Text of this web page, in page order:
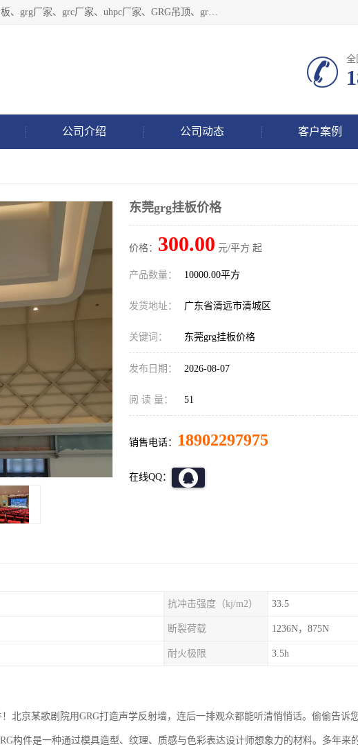
广东饰纪上品建材科技有限公司，主营grg材料、UHPC板、grc构件、uhpc幕墙板、grg厂家、grc厂家、uhpc厂家、GRG吊顶、grg石膏板、grg构件、外墙grc线条、grg造型、grg材料定制，uhpc高性能混凝土，uhpc构件，uhpc镂空挂板，grg材料生产厂家，广东grg厂家，广东grc厂家，联系方式*，2万平厂房，如果您对我公司的产品服务感兴趣，请联系我们。
全
公司介绍 公司动态 客户案例
东莞grg挂板价格
价格： 300.00 元/平方 起
产品数量： 10000.00平方
发货地址： 广东省清远市清城区
关键词： 东莞grg挂板价格
发布日期： 2026-08-07
阅 读 量： 51
销售电话： 18902297975
在线QQ：
抗冲击强度（kj/m2） 33.5
断裂荷载 1236N，875N
耐火极限 3.5h
北京某歌剧院用GRG打造声学反射墙，连后一排观众都能听清悄悄话。偷偷告诉
构件是一种通过模具造型、纹理、质感与色彩表达设计师想象力的材料。多年来